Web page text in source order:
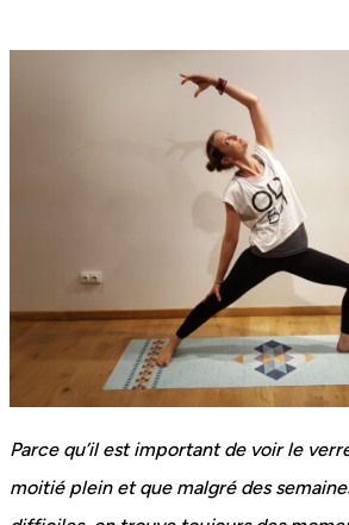
Parce qu’il est important de voir le
moitié plein et que malgré des